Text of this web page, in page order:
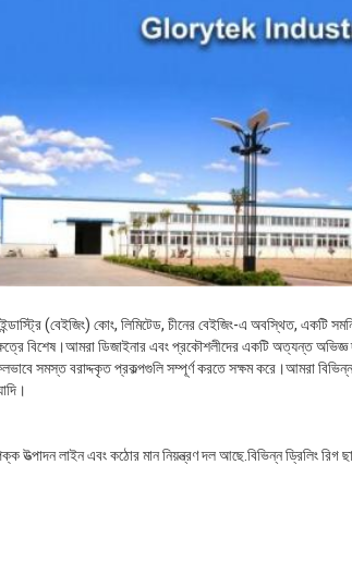
(বেইজিং) কোং, লিমিটেড, চীনের বেইজিং-এ অবস্থিত, একটি
বিশেষ।আমরা ডিজাইনার এবং প্রকৌশলীদের একটি অত্যন্ত অভিজ্ঞ
সমস্ত বরাদ্দকৃত প্রকল্পগুলি সম্পূর্ণ করতে সক্ষম করে।আমরা
উত্পাদন লাইন এবং কঠোর মান নিয়ন্ত্রণ দল আছে.বিভিন্ন ড্রিলিং